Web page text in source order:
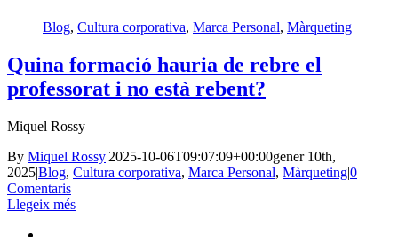
Blog, Cultura corporativa, Marca Personal, Màrqueting
Quina formació hauria de rebre el
professorat i no està rebent?
Miquel Rossy
By Miquel Rossy|2025-10-06T09:07:09+00:00gener 10th,
2025|Blog, Cultura corporativa, Marca Personal, Màrqueting|0
Comentaris
Llegeix més